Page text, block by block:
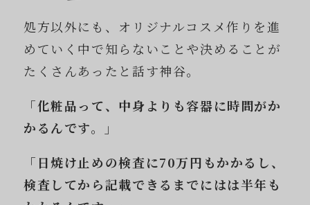
処方以外にも、オリジナルコスメ作りを進
めていく中で知らないことや決めることが
たくさんあったと話す神谷。
「化粧品って、中身よりも容器に時間がか
かるんです。」
「日焼け止めの検査に70万円もかかるし、
検査してから記載できるまでにはは半年も